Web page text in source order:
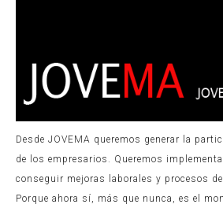
Desde JOVEMA queremos generar la
de los empresarios. Queremos
conseguir mejoras laborales y procesos
Porque ahora sí, más que nunca, es el